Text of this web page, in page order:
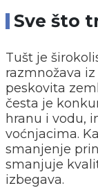
Sve što
Tušt je
razmnožava
peskovita
česta je
hranu i vodu,
voćnjacima.
smanjenje
smanjuje
izbegava.